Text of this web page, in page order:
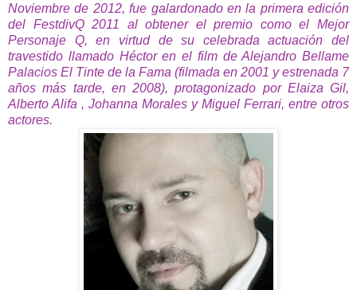
Noviembre de 2012, fue galardonado en la primera edición
del FestdivQ 2011 al obtener el premio como el Mejor
Personaje Q, en virtud de su celebrada actuación del
travestido llamado Héctor en el film de Alejandro Bellame
Palacios El Tinte de la Fama (filmada en 2001 y estrenada 7
años más tarde, en 2008), protagonizado por Elaiza Gil,
Alberto Alifa , Johanna Morales y Miguel Ferrari, entre otros
actores.